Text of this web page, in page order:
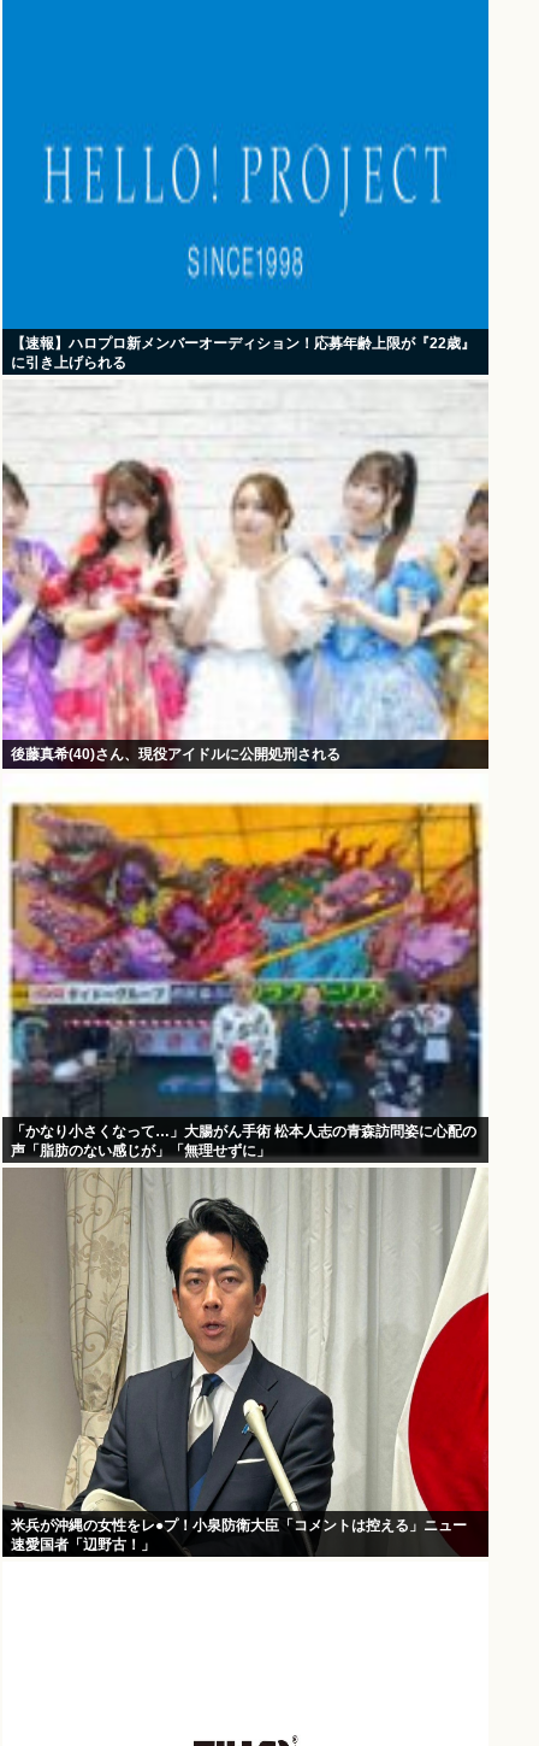
【速報】ハロプロ新メンバーオーディション！応募年齢上限が『22歳』
に引き上げられる
後藤真希(40)さん、現役アイドルに公開処刑される
「かなり小さくなって…」大腸がん手術 松本人志の青森訪問姿に心配の
声「脂肪のない感じが」「無理せずに」
米兵が沖縄の女性をレ●プ！小泉防衛大臣「コメントは控える」ニュー
速愛国者「辺野古！」